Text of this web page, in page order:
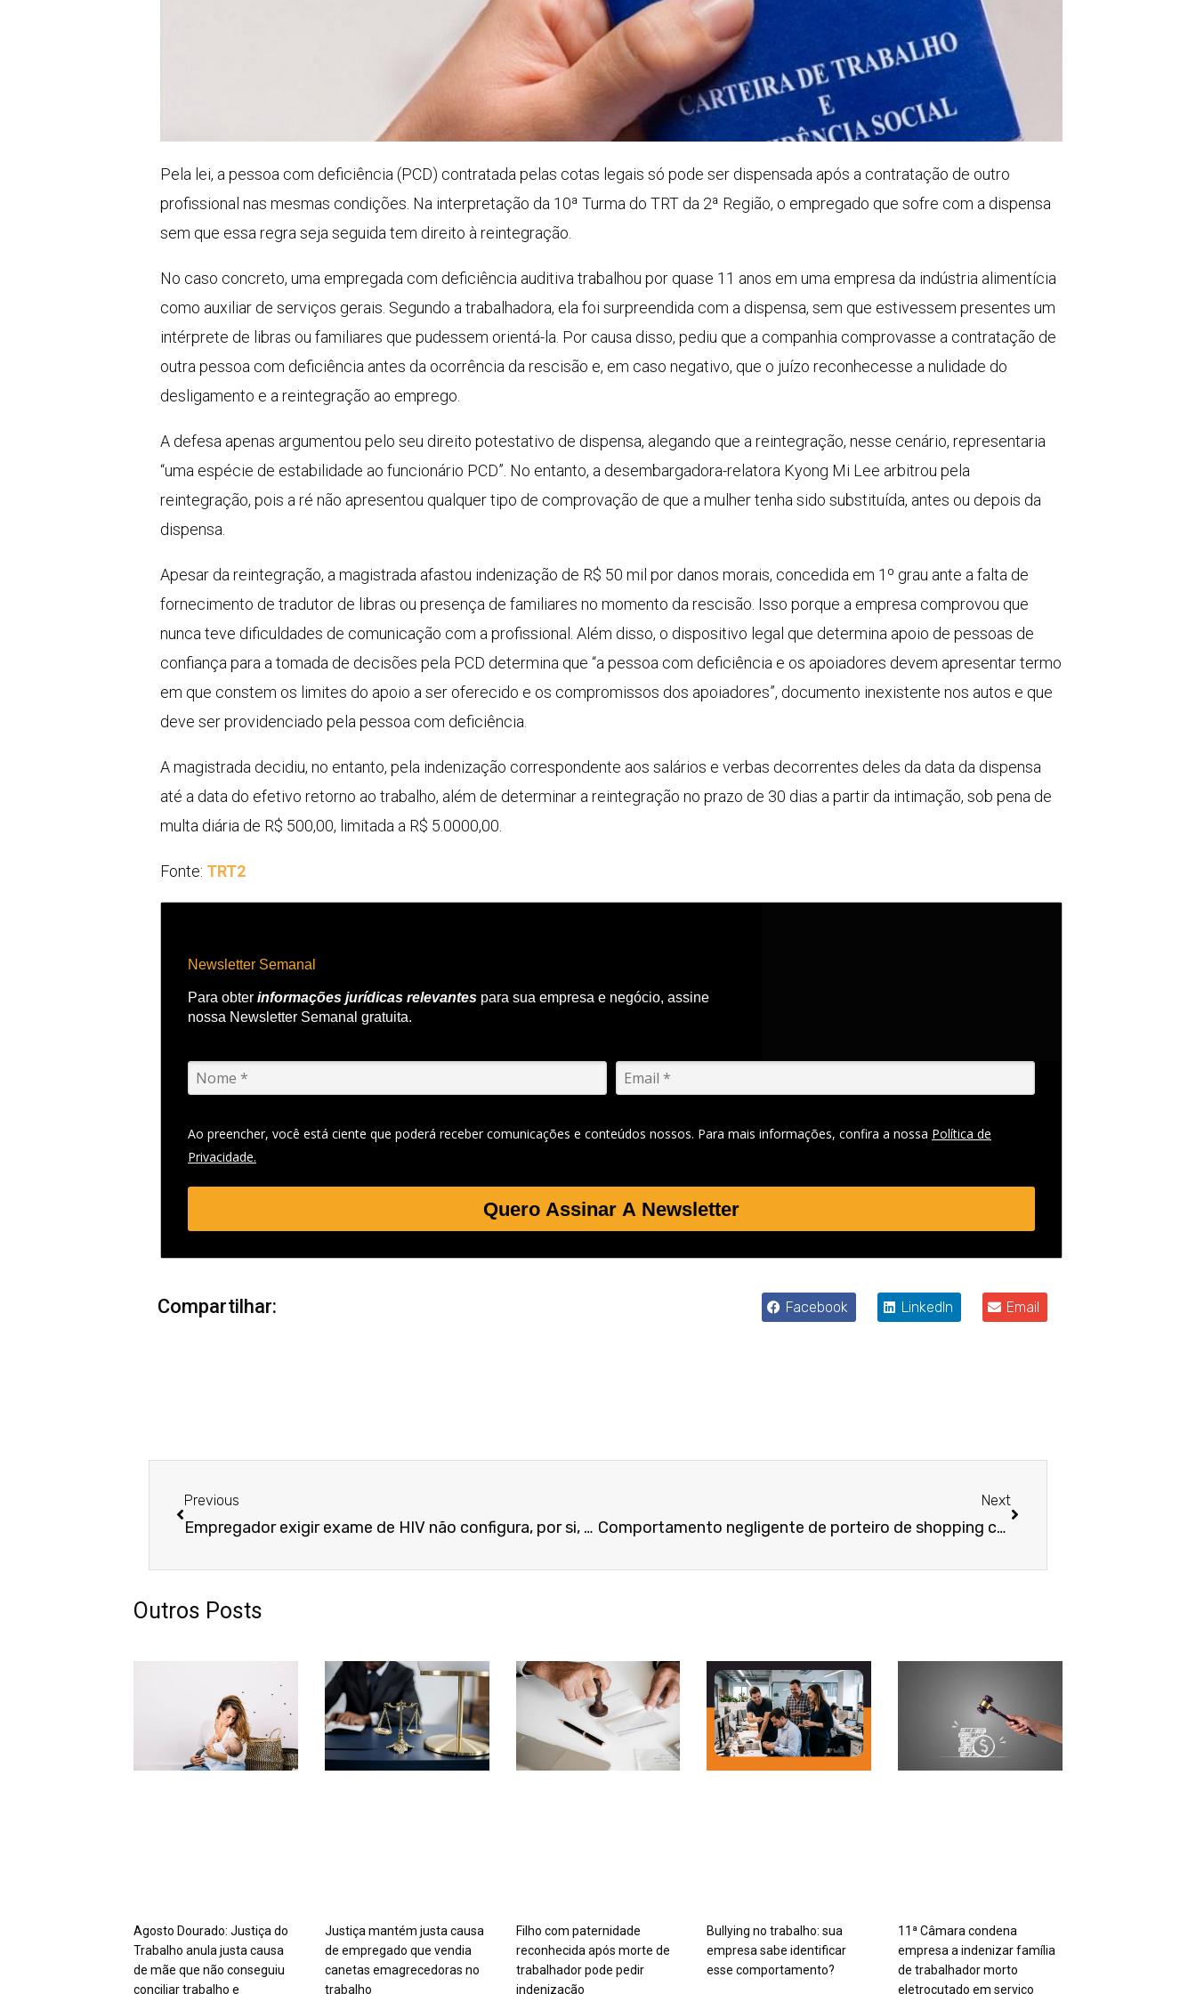
Pela lei, a pessoa com deficiência (PCD) contratada pelas cotas legais só pode ser dispensada após a contratação de outro
profissional nas mesmas condições. Na interpretação da 10ª Turma do TRT da 2ª Região, o empregado que sofre com a dispensa
sem que essa regra seja seguida tem direito à reintegração.
No caso concreto, uma empregada com deficiência auditiva trabalhou por quase 11 anos em uma empresa da indústria alimentícia
como auxiliar de serviços gerais. Segundo a trabalhadora, ela foi surpreendida com a dispensa, sem que estivessem presentes um
intérprete de libras ou familiares que pudessem orientá-la. Por causa disso, pediu que a companhia comprovasse a contratação de
outra pessoa com deficiência antes da ocorrência da rescisão e, em caso negativo, que o juízo reconhecesse a nulidade do
desligamento e a reintegração ao emprego.
A defesa apenas argumentou pelo seu direito potestativo de dispensa, alegando que a reintegração, nesse cenário, representaria
“uma espécie de estabilidade ao funcionário PCD”. No entanto, a desembargadora-relatora Kyong Mi Lee arbitrou pela
reintegração, pois a ré não apresentou qualquer tipo de comprovação de que a mulher tenha sido substituída, antes ou depois da
dispensa.
Apesar da reintegração, a magistrada afastou indenização de R$ 50 mil por danos morais, concedida em 1º grau ante a falta de
fornecimento de tradutor de libras ou presença de familiares no momento da rescisão. Isso porque a empresa comprovou que
nunca teve dificuldades de comunicação com a profissional. Além disso, o dispositivo legal que determina apoio de pessoas de
confiança para a tomada de decisões pela PCD determina que “a pessoa com deficiência e os apoiadores devem apresentar termo
em que constem os limites do apoio a ser oferecido e os compromissos dos apoiadores”, documento inexistente nos autos e que
deve ser providenciado pela pessoa com deficiência.
A magistrada decidiu, no entanto, pela indenização correspondente aos salários e verbas decorrentes deles da data da dispensa
até a data do efetivo retorno ao trabalho, além de determinar a reintegração no prazo de 30 dias a partir da intimação, sob pena de
multa diária de R$ 500,00, limitada a R$ 5.0000,00.
Fonte: TRT2
Newsletter Semanal
Para obter informações jurídicas relevantes para sua empresa e negócio, assine
nossa Newsletter Semanal gratuita.
Ao preencher, você está ciente que poderá receber comunicações e conteúdos nossos. Para mais informações, confira a nossa Política de
Privacidade.
Quero Assinar A Newsletter
Compartilhar: Facebook LinkedIn Email
Previous
Empregador exigir exame de HIV não configura, por si, dano à honra ou à imagem
Next
Comportamento negligente de porteiro de shopping center resulta em justa causa
Outros Posts
Agosto Dourado: Justiça do
Trabalho anula justa causa
de mãe que não conseguiu
conciliar trabalho e
Justiça mantém justa causa
de empregado que vendia
canetas emagrecedoras no
trabalho
Filho com paternidade
reconhecida após morte de
trabalhador pode pedir
indenização
Bullying no trabalho: sua
empresa sabe identificar
esse comportamento?
11ª Câmara condena
empresa a indenizar família
de trabalhador morto
eletrocutado em serviço